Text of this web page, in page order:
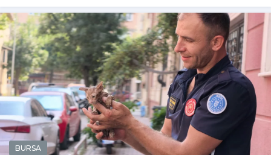
BURSA